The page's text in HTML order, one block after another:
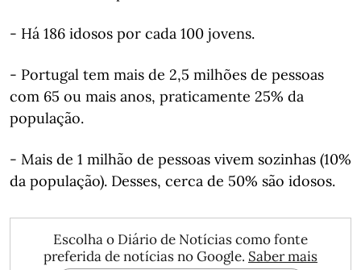
- Há 186 idosos por cada 100 jovens.
- Portugal tem mais de 2,5 milhões de pessoas
com 65 ou mais anos, praticamente 25% da
população.
- Mais de 1 milhão de pessoas vivem sozinhas (10%
da população). Desses, cerca de 50% são idosos.
Escolha o Diário de Notícias como fonte
preferida de notícias no Google. Saber mais